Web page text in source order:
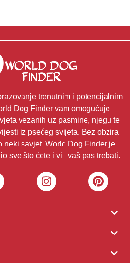
trenutnim i potencijalnim
Dog Finder vam omogućuje
vezanih uz pasmine, njegu te
iz psećeg svijeta. Bez obzira
neki savjet, World Dog Finder je
sve što ćete i vi i vaš pas trebati.